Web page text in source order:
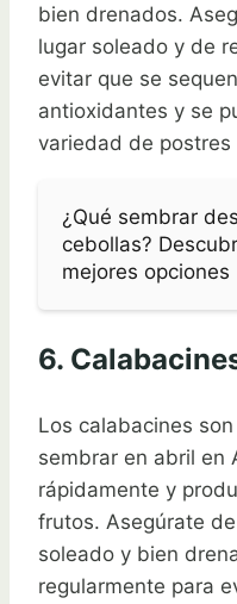
bien drenados.
lugar soleado y de
evitar que se
antioxidantes y se
variedad de postres
¿Qué sembrar
cebollas?
mejores opciones
6.
Los calabacines
sembrar en abril en
rápidamente y
frutos. Asegúrate
soleado y bien
regularmente para